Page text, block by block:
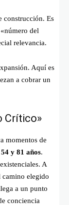
construcción. Es
del
relevancia.
Aquí es
a cobrar un
Crítico»
momentos de
y 81 años.
A
camino elegido
a un punto
conciencia